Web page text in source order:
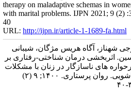
therapy on maladaptive schemas in
with marital problems. IJPN 2021; 9 (2)
40
URL: http://ijpn.ir/article-1-1689-fa.html
شهناز، آگاه هریس مژگان، شیبانی
اثربخشی درمان شناختی-رفتاری بر
های ناسازگار در زنان با مشکلات
زناشویی. روان پرستاری. ۱۴۰۰; ۹ (۲)